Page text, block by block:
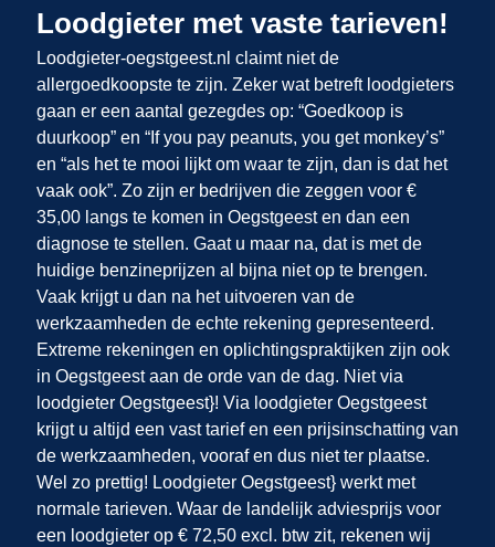
Loodgieter met vaste tarieven!
Loodgieter-oegstgeest.nl claimt niet de
allergoedkoopste te zijn. Zeker wat betreft loodgieters
gaan er een aantal gezegdes op: “Goedkoop is
duurkoop” en “If you pay peanuts, you get monkey’s”
en “als het te mooi lijkt om waar te zijn, dan is dat het
vaak ook”. Zo zijn er bedrijven die zeggen voor €
35,00 langs te komen in Oegstgeest en dan een
diagnose te stellen. Gaat u maar na, dat is met de
huidige benzineprijzen al bijna niet op te brengen.
Vaak krijgt u dan na het uitvoeren van de
werkzaamheden de echte rekening gepresenteerd.
Extreme rekeningen en oplichtingspraktijken zijn ook
in Oegstgeestaan de orde van de dag. Niet via
loodgieter Oegstgeest}! Via loodgieter Oegstgeest
krijgt u altijd een vast tarief en een prijsinschatting van
de werkzaamheden, vooraf en dus niet ter plaatse.
Wel zo prettig! Loodgieter Oegstgeest} werkt met
normale tarieven. Waar de landelijk adviesprijs voor
een loodgieter op € 72,50 excl. btw zit, rekenen wij